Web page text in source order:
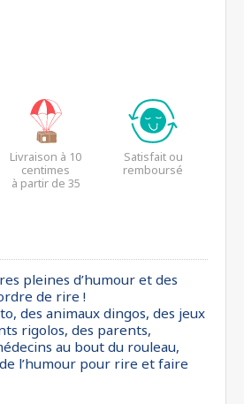
Livraison à 10
centimes
à partir de 35
Satisfait ou
remboursé
pleines d’humour et des
de rire !
des animaux dingos, des jeux
rigolos, des parents,
au bout du rouleau,
l’humour pour rire et faire